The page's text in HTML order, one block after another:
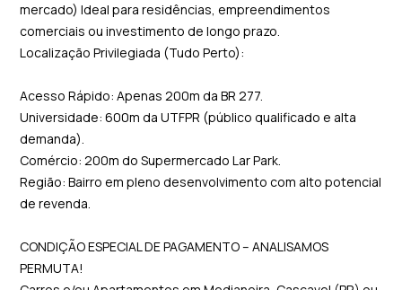
mercado) Ideal para residências, empreendimentos
comerciais ou investimento de longo prazo.
Localização Privilegiada (Tudo Perto):
Acesso Rápido: Apenas 200m da BR 277.
Universidade: 600m da UTFPR (público qualificado e alta
demanda).
Comércio: 200m do Supermercado Lar Park.
Região: Bairro em pleno desenvolvimento com alto potencial
de revenda.
CONDIÇÃO ESPECIAL DE PAGAMENTO – ANALISAMOS
PERMUTA!